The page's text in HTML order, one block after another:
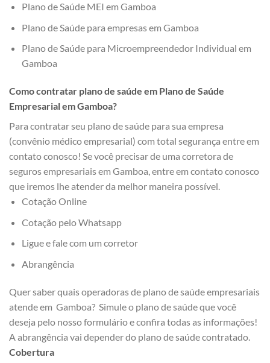
Plano de Saúde MEI em Gamboa
Plano de Saúde para empresas em Gamboa
Plano de Saúde para Microempreendedor Individual em
Gamboa
Como contratar plano de saúde em Plano de Saúde
Empresarial em Gamboa?
Para contratar seu plano de saúde para sua empresa
(convênio médico empresarial) com total segurança entre em
contato conosco! Se você precisar de uma corretora de
seguros empresariais em Gamboa, entre em contato conosco
que iremos lhe atender da melhor maneira possível.
Cotação Online
Cotação pelo Whatsapp
Ligue e fale com um corretor
Abrangência
Quer saber quais operadoras de plano de saúde empresariais
atende em Gamboa? Simule o plano de saúde que você
deseja pelo nosso formulário e confira todas as informações!
A abrangência vai depender do plano de saúde contratado.
Cobertura